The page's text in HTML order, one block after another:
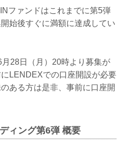
ファンドはこれまでに第5弾
始後すぐに満額に達成してい
28日（月）20時より募集が
LENDEXでの口座開設が必要
ある方は是非、事前に口座開
ィング第6弾 概要